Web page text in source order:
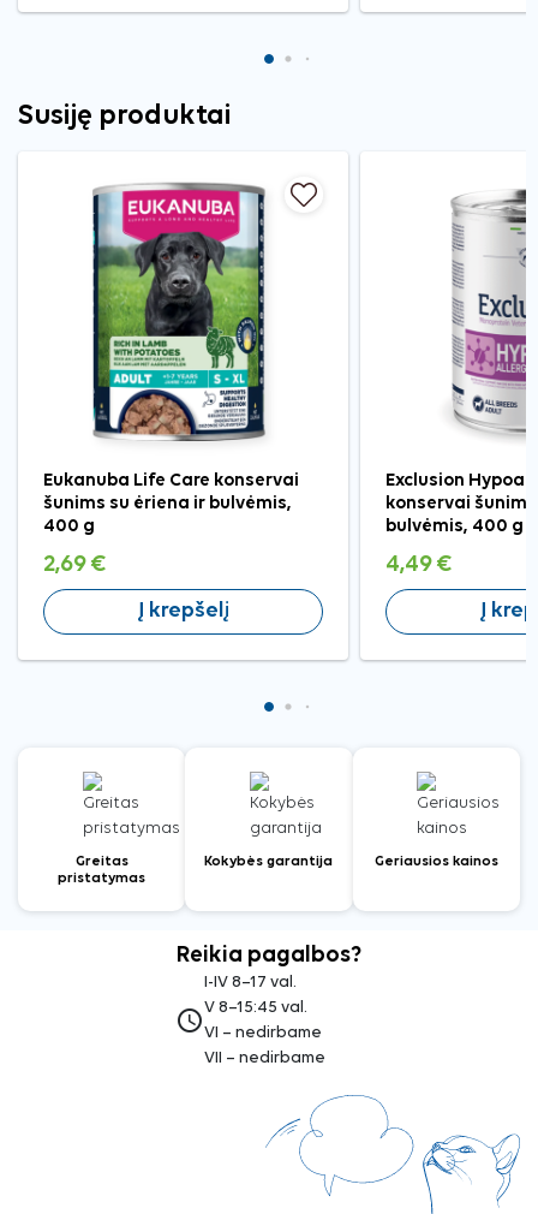
Susiję produktai
Eukanuba Life Care konservai
šunims su ėriena ir bulvėmis,
400 g
2,69 €
Į krepšelį
Exclusion
konservai
bulvėmis, 400 g
4,49 €
Į
Greitas
pristatymas
Kokybės garantija Geriausios kainos
Reikia pagalbos?
access_time
I-IV 8–17 val.
V 8–15:45 val.
VI – nedirbame
VII – nedirbame